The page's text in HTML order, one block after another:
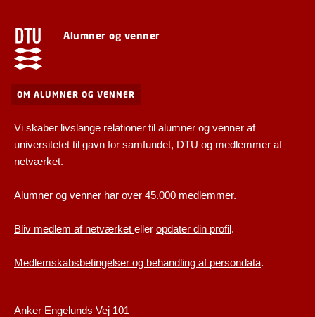
Alumner og venner
OM ALUMNER OG VENNER
Vi skaber livslange relationer til alumner og venner af
universitetet til gavn for samfundet, DTU og medlemmer af
netværket.
Alumner og venner har over 45.000 medlemmer.
Bliv medlem af netværket eller opdater din profil.
Medlemskabsbetingelser og behandling af persondata.
Anker Engelunds Vej 101